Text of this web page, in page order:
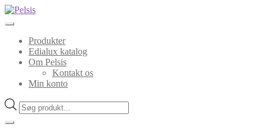
Spring
Spring
Produkter
Edialux katalog
Om Pelsis
Kontakt os
Min konto
Products
search